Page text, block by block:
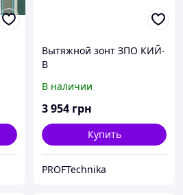
Вытяжной зонт ЗПО КИЙ-
В
В наличии
3 954 грн
Купить
PROFTechnika